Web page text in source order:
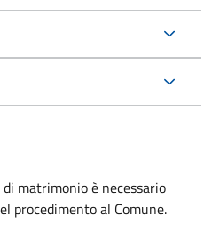
matrimonio è necessario
procedimento al Comune.